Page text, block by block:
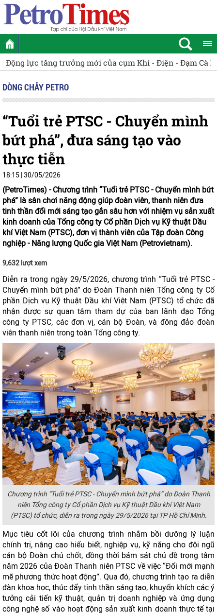
Động lực tăng trưởng mới của cụm Khí - Điện - Đạm Cà
DÒNG CHẢY PETRO
“Tuổi trẻ PTSC - Chuyển mình
bứt phá”, đưa sáng tạo vào
thực tiễn
18:15 | 30/05/2026
(PetroTimes) - Chương trình “Tuổi trẻ PTSC - Chuyển mình bứt
phá” là sân chơi năng động giúp đoàn viên, thanh niên đưa
tinh thần đổi mới sáng tạo gắn sâu hơn với nhiệm vụ sản xuất
kinh doanh của Tổng công ty Cổ phần Dịch vụ Kỹ thuật Dầu
khí Việt Nam (PTSC), đơn vị thành viên của Tập đoàn Công
nghiệp - Năng lượng Quốc gia Việt Nam (Petrovietnam).
9,632 lượt xem
Diễn ra trong ngày 29/5/2026, chương trình “Tuổi trẻ PTSC -
Chuyển mình bứt phá” do Đoàn Thanh niên Tổng công ty Cổ
phần Dịch vụ Kỹ thuật Dầu khí Việt Nam (PTSC) tổ chức đã
nhận được sự quan tâm tham dự của ban lãnh đạo Tổng
công ty PTSC, các đơn vị, cán bộ Đoàn, và đông đảo đoàn
viên thanh niên trong toàn Tổng công ty.
Chương trình “Tuổi trẻ PTSC - Chuyển mình bứt phá” do Đoàn Thanh
niên Tổng công ty Cổ phần Dịch vụ Kỹ thuật Dầu khí Việt Nam
(PTSC) tổ chức, diễn ra trong ngày 29/5/2026 tại TP Hồ Chí Minh.
Mục tiêu cốt lõi của chương trình nhằm bồi dưỡng lý luận
chính trị, nâng cao hiểu biết, nghiệp vụ, kỹ năng cho đội ngũ
cán bộ Đoàn chủ chốt, đồng thời bám sát chủ đề trọng tâm
năm 2026 của Đoàn Thanh niên PTSC về việc “Đổi mới mạnh
mẽ phương thức hoạt động”. Qua đó, chương trình tạo ra diễn
đàn khoa học, thúc đẩy tinh thần sáng tạo, khuyến khích các ý
tưởng cải tiến kỹ thuật, quản trị doanh nghiệp và ứng dụng
công nghệ số vào hoạt động sản xuất kinh doanh thực tế tại